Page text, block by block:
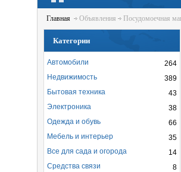
Главная Объявления Посудомоечная
Категории
264
Автомобили
389
Недвижимость
43
Бытовая техника
38
Электроника
66
Одежда и обувь
35
Мебель и интерьер
14
Все для сада и огорода
8
Средства связи